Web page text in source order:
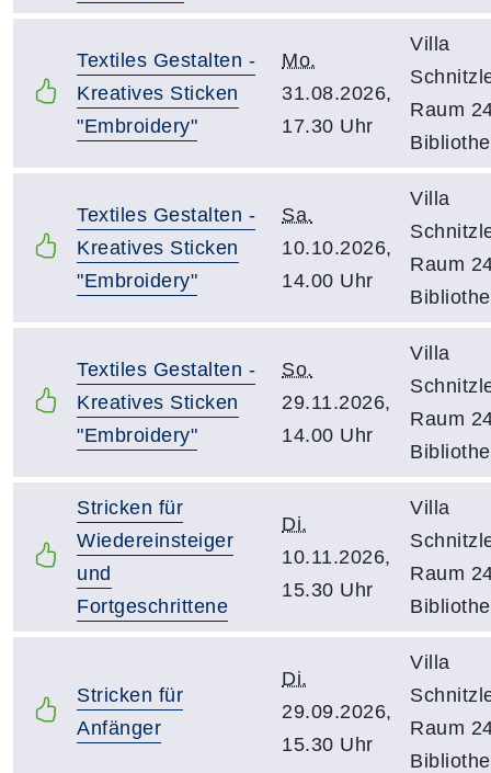
Textiles Gestalten -
Kreatives Sticken
"Embroidery"
Mo.
31.08.2026,
17.30 Uhr
Villa
Raum
Textiles Gestalten -
Kreatives Sticken
"Embroidery"
Sa.
10.10.2026,
14.00 Uhr
Villa
Raum
Textiles Gestalten -
Kreatives Sticken
"Embroidery"
So.
29.11.2026,
14.00 Uhr
Villa
Raum
Stricken für
Wiedereinsteiger
und
Fortgeschrittene
Di.
10.11.2026,
15.30 Uhr
Villa
Raum
Stricken für
Anfänger
Di.
29.09.2026,
15.30 Uhr
Villa
Raum